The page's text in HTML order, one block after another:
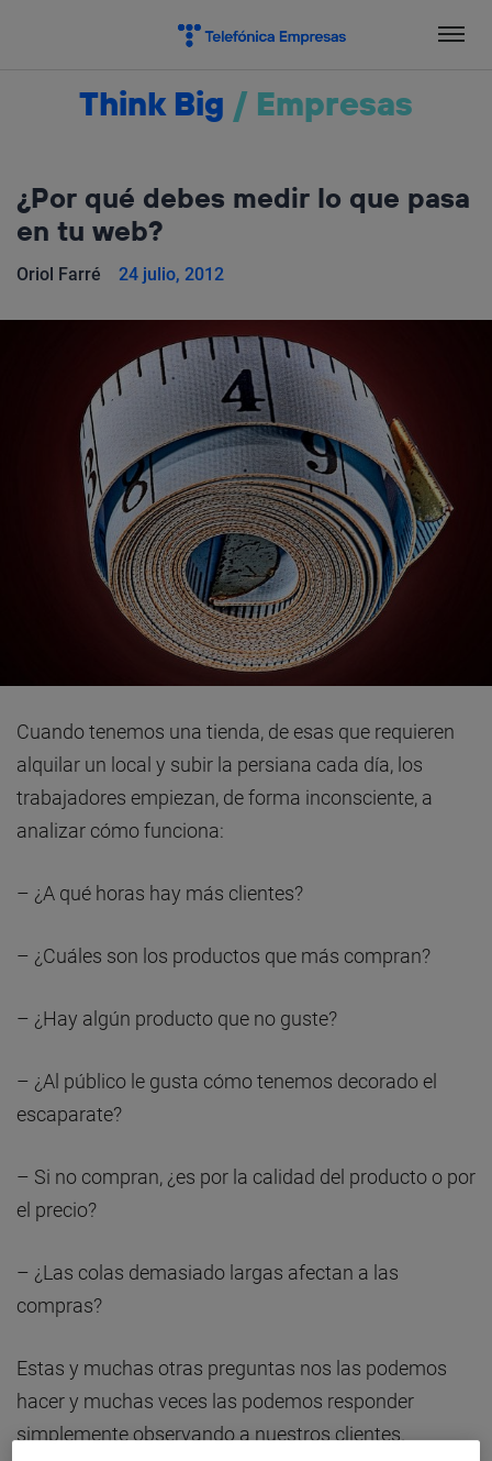
Think Big / Empresas
¿Por qué debes medir lo que pasa
en tu web?
Oriol Farré 24 julio, 2012
Cuando tenemos una tienda, de esas que requieren
alquilar un local y subir la persiana cada día, los
trabajadores empiezan, de forma inconsciente, a
analizar cómo funciona:
– ¿A qué horas hay más clientes?
– ¿Cuáles son los productos que más compran?
– ¿Hay algún producto que no guste?
– ¿Al público le gusta cómo tenemos decorado el
escaparate?
– Si no compran, ¿es por la calidad del producto o por
el precio?
– ¿Las colas demasiado largas afectan a las
compras?
Estas y muchas otras preguntas nos las podemos
hacer y muchas veces las podemos responder
simplemente observando a nuestros clientes.